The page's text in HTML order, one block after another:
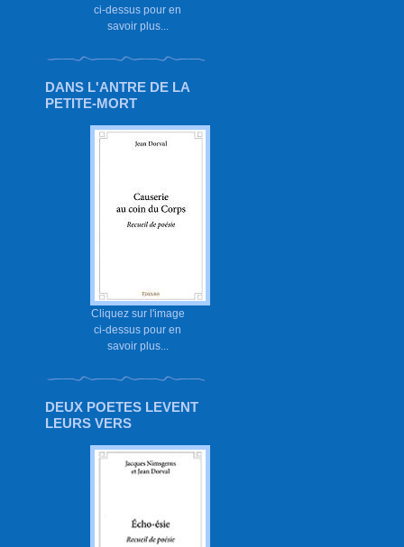
ci-dessus pour en
savoir plus...
DANS L'ANTRE DE LA
PETITE-MORT
Cliquez sur l'image
ci-dessus pour en
savoir plus...
DEUX POETES LEVENT
LEURS VERS